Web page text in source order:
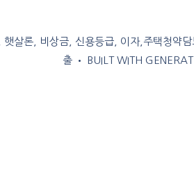
살론, 비상금, 신용등급, 이자,주택청
출• BUILT WITH